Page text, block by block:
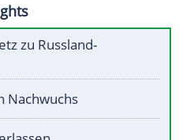
zu Russland-
Nachwuchs